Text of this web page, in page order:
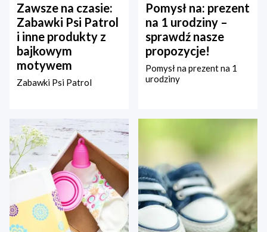
Zawsze na czasie:
Zabawki Psi Patrol
i inne produkty z
bajkowym
motywem
Zabawki Psi Patrol
Pomysł na: prezent
na 1 urodziny –
sprawdź nasze
propozycje!
Pomysł na prezent na 1
urodziny